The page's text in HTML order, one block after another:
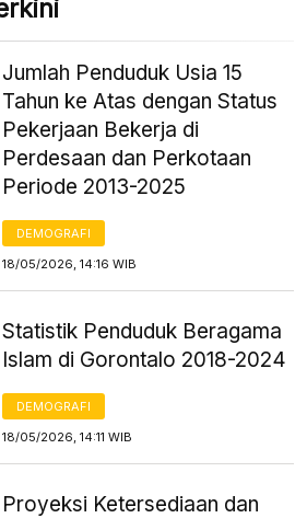
Jumlah Penduduk Usia 15
Tahun ke Atas dengan Status
Pekerjaan Bekerja di
Perdesaan dan Perkotaan
Periode 2013-2025
DEMOGRAFI
18/05/2026, 14:16 WIB
Statistik Penduduk Beragama
Islam di Gorontalo 2018-2024
DEMOGRAFI
18/05/2026, 14:11 WIB
Proyeksi Ketersediaan dan